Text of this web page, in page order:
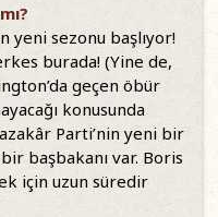
yeni sezonu başlıyor!
burada! (Yine de,
geçen öbür
konusunda
Parti’nin yeni bir
başbakanı var. Boris
için uzun süredir